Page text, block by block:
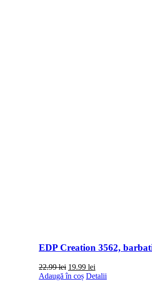
EDP Creation 3562,
22.99lei Prețul
inițial
19.99 leiPrețul
curent
Adaugă în coș Detalii